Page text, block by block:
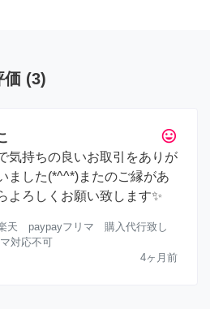
価 (3)
tag_faces
気持ちの良いお取引をありが
ました(*^^*)またのご縁があ
よろしくお願い致します✨
天 paypayフリマ 購入代行致し
対応不可
4ヶ月前